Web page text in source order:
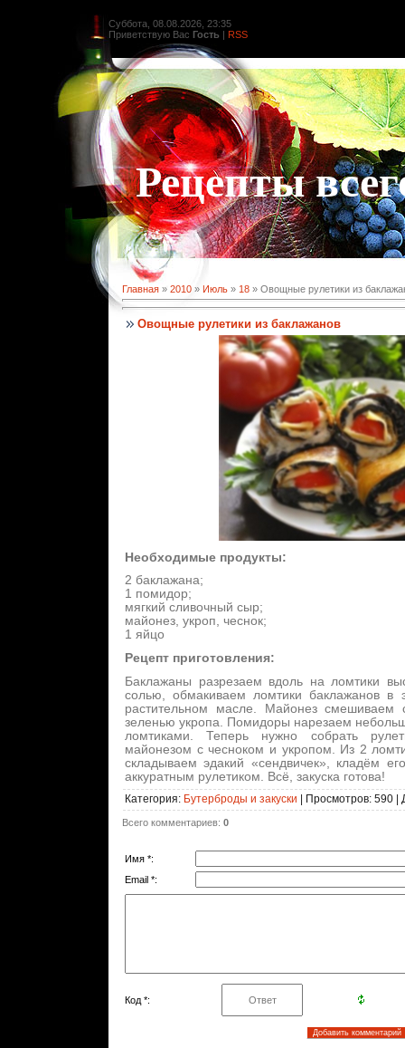
Суббота, 08.08.2026, 23:35
Приветствую Вас Гость | RSS
Рецепты
Главная » 2010 » Июль » 18 » Овощные рулетики из
Овощные рулетики из баклажанов
Необходимые продукты:
2 баклажана;
1 помидор;
мягкий сливочный сыр;
майонез, укроп, чеснок;
1 яйцо
Рецепт приготовления:
Баклажаны разрезаем вдоль на ломтики
солью, обмакиваем ломтики баклажанов
растительном масле. Майонез смешиваем
зеленью укропа. Помидоры нарезаем
ломтиками. Теперь нужно собрать
майонезом с чесноком и укропом. Из 2
складываем эдакий «сендвичек», кладём
аккуратным рулетиком. Всё, закуска готова!
Категория: Бутерброды и закуски Просмотров: 590 |
Всего комментариев: 0
Имя *:
Email *:
Код *: